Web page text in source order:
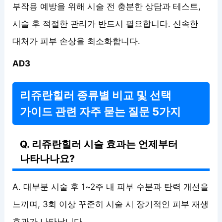
부작용 예방을 위해 시술 전 충분한 상담과 테스트,
시술 후 적절한 관리가 반드시 필요합니다. 신속한
대처가 피부 손상을 최소화합니다.
AD3
리쥬란힐러 종류별 비교 및 선택
가이드 관련 자주 묻는 질문 5가지
Q. 리쥬란힐러 시술 효과는 언제부터
나타나나요?
A. 대부분 시술 후 1~2주 내 피부 수분과 탄력 개선을
느끼며, 3회 이상 꾸준히 시술 시 장기적인 피부 재생